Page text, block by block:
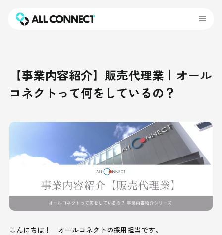
【事業内容紹介】販売代理業｜オール
コネクトって何をしているの？
こんにちは！ オールコネクトの採用担当です。